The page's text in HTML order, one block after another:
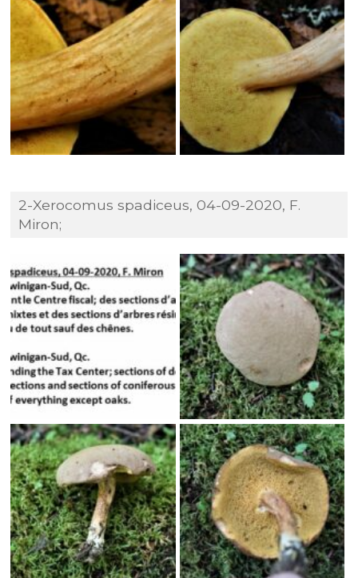
2-Xerocomus spadiceus, 04-09-2020, F.
Miron;